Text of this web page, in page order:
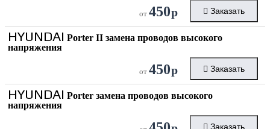
от 450р Заказать
HYUNDAI Porter II замена проводов высокого
напряжения
от 450р Заказать
HYUNDAI Porter замена проводов высокого
напряжения
Заказать